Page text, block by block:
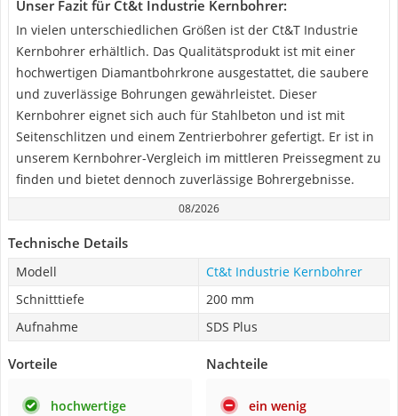
Unser Fazit für Ct&t Industrie Kernbohrer:
In vielen unterschiedlichen Größen ist der Ct&T Industrie
Kernbohrer erhältlich. Das Qualitätsprodukt ist mit einer
hochwertigen Diamantbohrkrone ausgestattet, die saubere
und zuverlässige Bohrungen gewährleistet. Dieser
Kernbohrer eignet sich auch für Stahlbeton und ist mit
Seitenschlitzen und einem Zentrierbohrer gefertigt. Er ist in
unserem Kernbohrer-Vergleich im mittleren Preissegment zu
finden und bietet dennoch zuverlässige Bohrergebnisse.
08/2026
Technische Details
Modell
Ct&t Industrie Kernbohrer
Schnitttiefe
200 mm
Aufnahme
SDS Plus
Vorteile
hochwertige
Nachteile
ein wenig